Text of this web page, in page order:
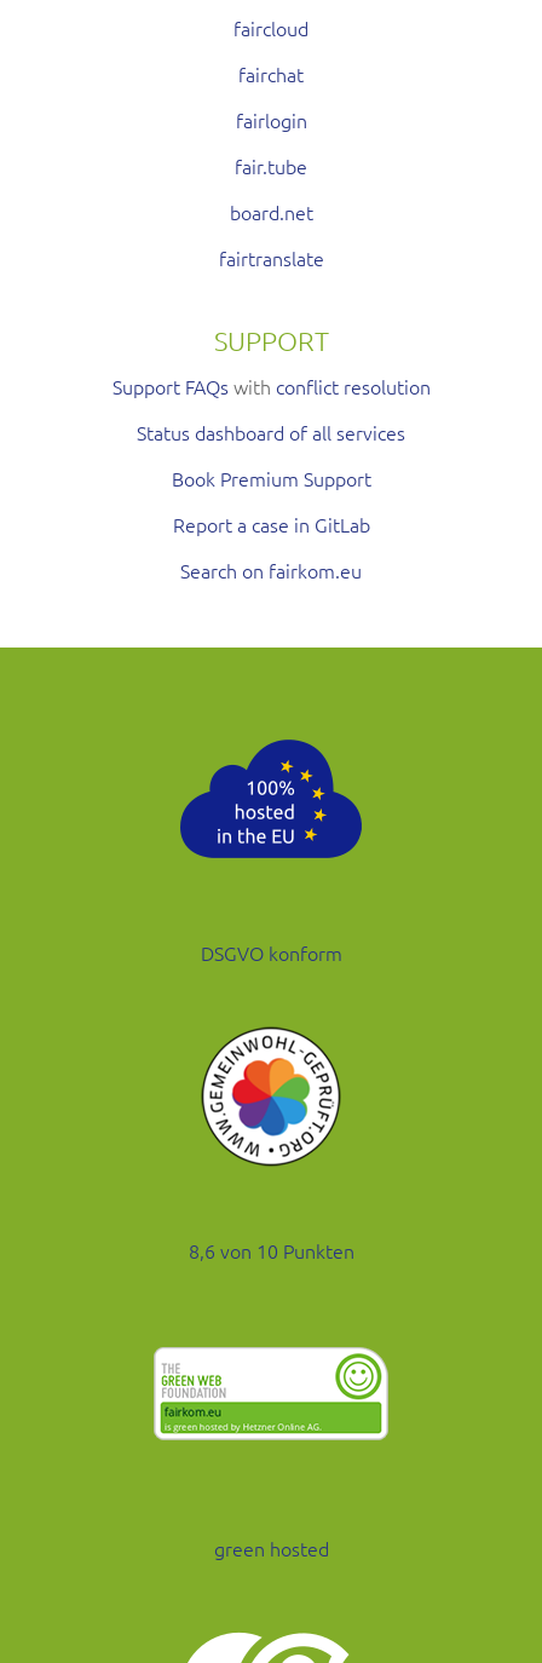
faircloud
fairchat
fairlogin
fair.tube
board.net
fairtranslate
SUPPORT
Support FAQswith conflict resolution
Status dashboard of all services
Book Premium Support
Report a case in GitLab
Search on fairkom.eu
DSGVO konform
8,6 von 10 Punkten
green hosted